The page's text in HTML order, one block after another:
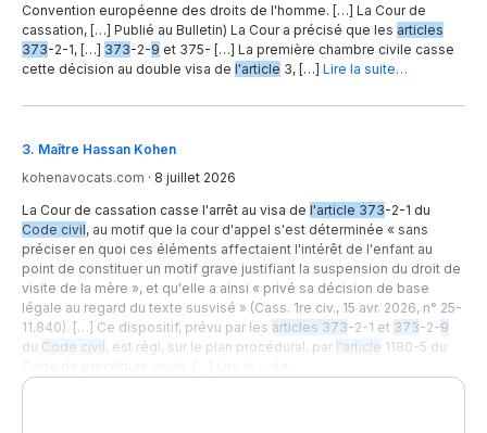
Convention européenne des droits de l'homme. […] La Cour de
cassation, […] Publié au Bulletin) La Cour a précisé que les articles
373-2-1, […] 373-2-9 et 375- […] La première chambre civile casse
cette décision au double visa de l'article 3, […] Lire la suite…
3. Maître Hassan Kohen
kohenavocats.com · 8 juillet 2026
La Cour de cassation casse l'arrêt au visa de l'article 373-2-1 du
Code civil, au motif que la cour d'appel s'est déterminée « sans
préciser en quoi ces éléments affectaient l'intérêt de l'enfant au
point de constituer un motif grave justifiant la suspension du droit de
visite de la mère », et qu'elle a ainsi « privé sa décision de base
légale au regard du texte susvisé » (Cass. 1re civ., 15 avr. 2026, n° 25-
11.840). […] Ce dispositif, prévu par les articles 373-2-1 et 373-2-9
du Code civil, est régi, sur le plan procédural, par l'article 1180-5 du